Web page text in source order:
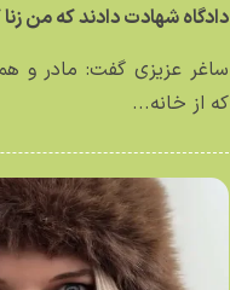
دادگاه شهادت دادند که من
ساغر عزیزی گفت: مادر و
که از خانه...